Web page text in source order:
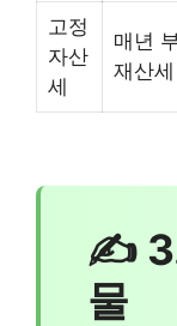
고정
자산
세
매년
재산세
✍ 3.
물